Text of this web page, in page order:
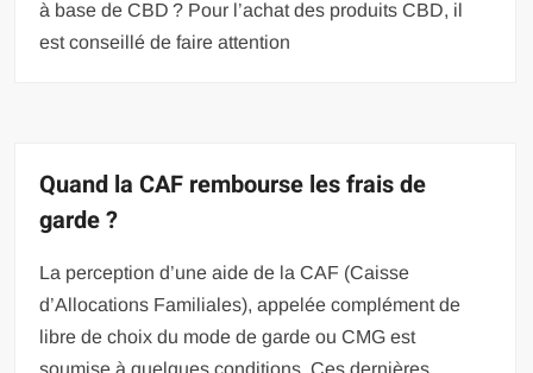
à base de CBD ? Pour l’achat des produits CBD, il
est conseillé de faire attention
Quand la CAF rembourse les frais de
garde ?
La perception d’une aide de la CAF (Caisse
d’Allocations Familiales), appelée complément de
libre de choix du mode de garde ou CMG est
soumise à quelques conditions. Ces dernières